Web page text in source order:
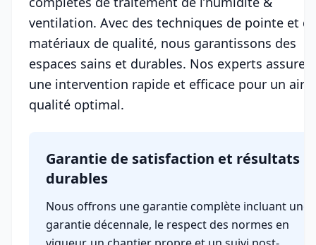
ventilation. Avec des techniques de pointe et
matériaux de qualité, nous garantissons des
espaces sains et durables. Nos experts
une intervention rapide et efficace pour un air
qualité optimal.
Garantie de satisfaction et résultats
durables
Nous offrons une garantie complète incluant une
garantie décennale, le respect des normes en